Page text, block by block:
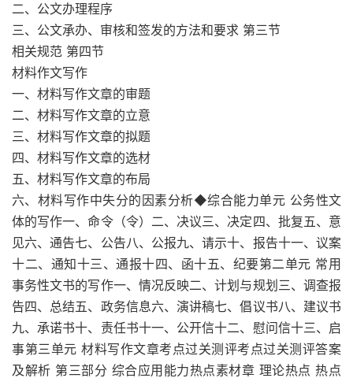
二、公文办理程序
三、公文承办、审核和签发的方法和要求 第三节
相关规范 第四节
材料作文写作
一、材料写作文章的审题
二、材料写作文章的立意
三、材料写作文章的拟题
四、材料写作文章的选材
五、材料写作文章的布局
六、材料写作中失分的因素分析◆综合能力单元 公务性文
体的写作一、命令（令）二、决议三、决定四、批复五、意
见六、通告七、公告八、公报九、请示十、报告十一、议案
十二、通知十三、通报十四、函十五、纪要第二单元 常用
事务性文书的写作一、情况反映二、计划与规划三、调查报
告四、总结五、政务信息六、演讲稿七、倡议书八、建议书
九、承诺书十、责任书十一、公开信十二、慰问信十三、启
事第三单元 材料写作文章考点过关测评考点过关测评答案
及解析 第三部分 综合应用能力热点素材章 理论热点 热点